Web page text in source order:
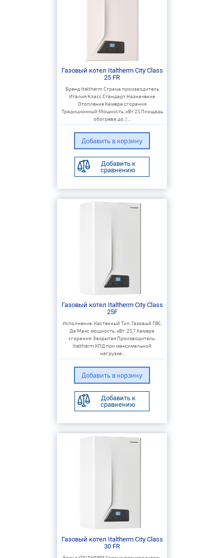
Газовый котел Italtherm City Class
25 FR
Бренд Italtherm Страна производитель
Италия Класс Стандарт Назначение
Отопление Камера сгорания
Традиционный Мощность, кВт 25 Площадь
обогрева до, (...
Добавить к
сравнению
Газовый котел Italtherm City Class
25F
Исполнение: Настенный Тип: Газовый ГВС:
Да Макс мощность, кВт: 25,7 Камера
сгорания: Закрытая Производитель:
Italtherm КПД при максимальной
нагрузке...
Добавить к
сравнению
Газовый котел Italtherm City Class
30 FR